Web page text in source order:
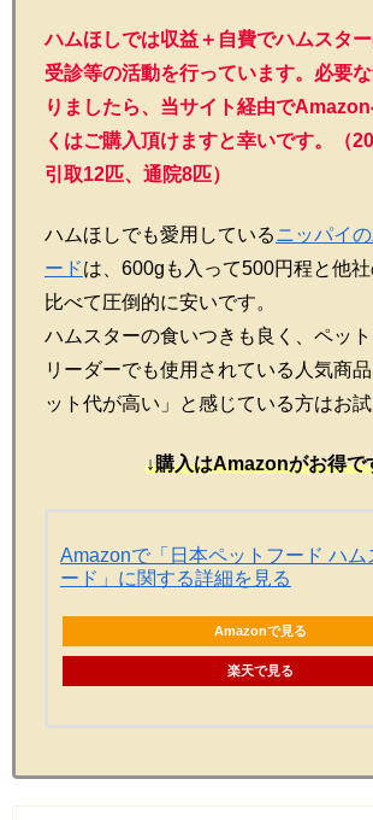
ハムほしでは収益＋自費でハムスタ
受診等の活動を行っています。必要
りましたら、当サイト経由で
くはご購入頂けますと幸いです。（
引取12匹、通院8匹）
ハムほしでも愛用しているニッパイ
ードは、600gも入って500円程と他
比べて圧倒的に安いです。
ハムスターの食いつきも良く、ペッ
リーダーでも使用されている人気商
ット代が高い」と感じている方はお試
↓購入はAmazonがお得で
Amazonで「日本ペットフード ハム
ード」に関する詳細を見る
Amazonで見る
楽天で見る